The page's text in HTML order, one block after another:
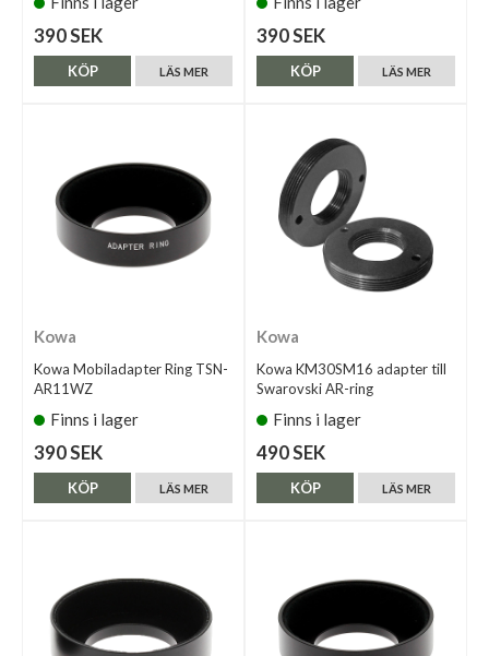
390 SEK
LÄS MER
KÖP
390 SEK
LÄS MER
KÖP
Kowa
Kowa Mobiladapter Ring TSN-
AR11WZ
Finns i lager
390 SEK
LÄS MER
KÖP
Kowa
Kowa KM30SM16 adapter till
Swarovski AR-ring
Finns i lager
490 SEK
LÄS MER
KÖP